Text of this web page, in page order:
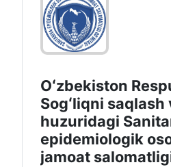
Oʻzbekiston
Sogʻliqni
huzuridagi
epidemiologik
jamoat